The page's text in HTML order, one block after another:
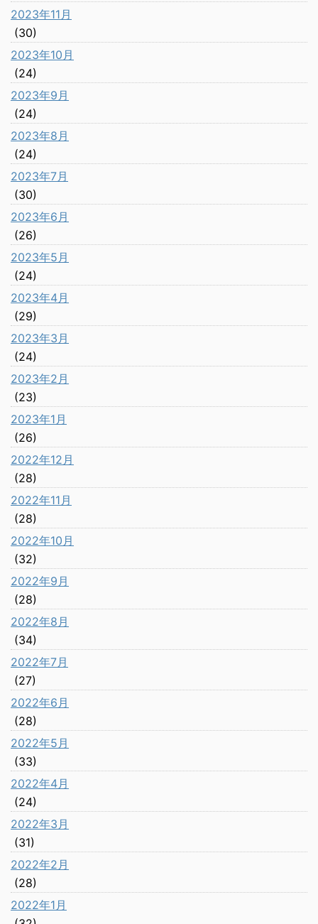
2023年11月
(30)
2023年10月
(24)
2023年9月
(24)
2023年8月
(24)
2023年7月
(30)
2023年6月
(26)
2023年5月
(24)
2023年4月
(29)
2023年3月
(24)
2023年2月
(23)
2023年1月
(26)
2022年12月
(28)
2022年11月
(28)
2022年10月
(32)
2022年9月
(28)
2022年8月
(34)
2022年7月
(27)
2022年6月
(28)
2022年5月
(33)
2022年4月
(24)
2022年3月
(31)
2022年2月
(28)
2022年1月